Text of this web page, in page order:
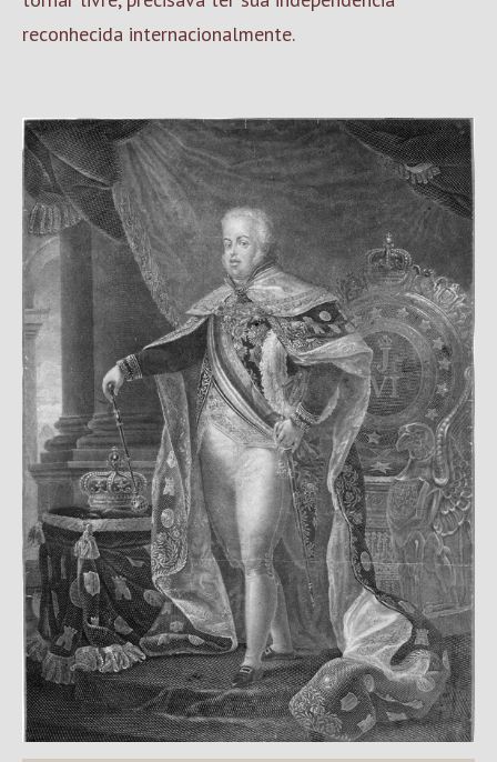
reconhecida internacionalmente.